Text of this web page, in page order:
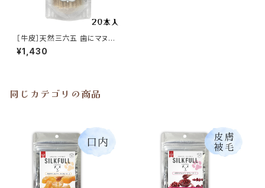
［牛皮］天然三六五 歯にマヌカ
のガム 20本入り ペット用口腔
ケアおやつ
¥1,430
同じカテゴリの商品